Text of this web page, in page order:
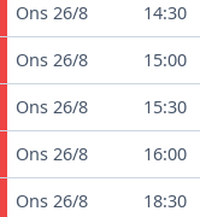
Ons 26/8 14:30
Ons 26/8 15:00
Ons 26/8 15:30
Ons 26/8 16:00
Ons 26/8 18:30